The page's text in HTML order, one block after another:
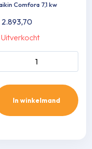
Comfora 7,1 kw
2.893,70
Uitverkocht
In winkelmand